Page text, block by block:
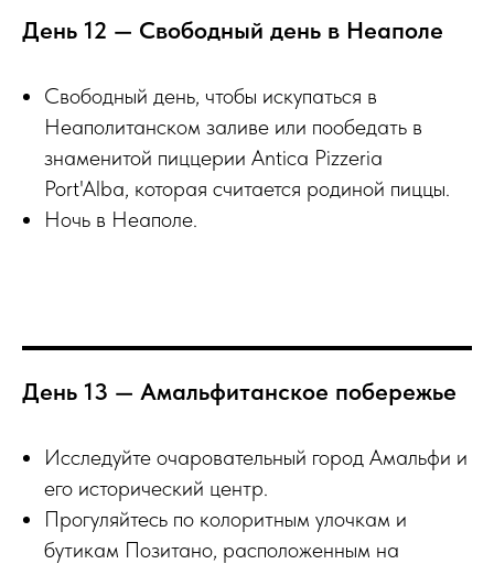
День 12 — Свободный день в Неаполе
Свободный день, чтобы искупаться в
Неаполитанском заливе или пообедать в
знаменитой пиццерии Antica Pizzeria
Port'Alba, которая считается родиной пиццы.
Ночь в Неаполе.
День 13 — Амальфитанское побережье
Исследуйте очаровательный город Амальфи и
его исторический центр.
Прогуляйтесь по колоритным улочкам и
бутикам Позитано, расположенным на